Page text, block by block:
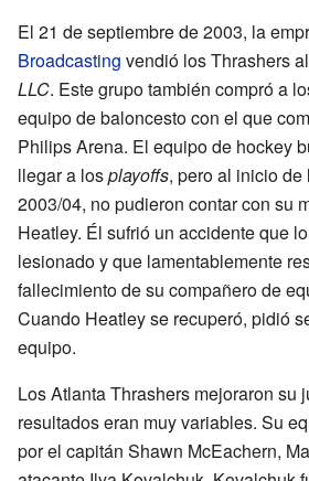
El 21 de septiembre de 2003, la
Broadcasting vendió los Thrashers
LLC. Este grupo también compró a
equipo de baloncesto con el que
Philips Arena. El equipo de hockey
llegar a losplayoffs, pero al inicio de
2003/04, no pudieron contar con su
Heatley. Él sufrió un accidente que
lesionado y que lamentablemente
fallecimiento de su compañero de
Cuando Heatley se recuperó, pidió
equipo.
Los Atlanta Thrashers mejoraron su
resultados eran muy variables. Su
por el capitán Shawn McEachern,